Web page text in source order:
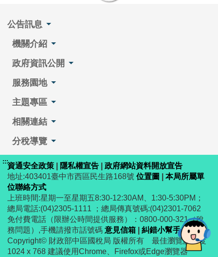
公告訊息
機關介紹
政府資訊公開
服務園地
主題專區
相關連結
分稅導覽
:::資通安全政策 隱私權宣告
政府網站資料開放宣告
地址:403401臺中市西區民生路168號 位置圖
本局所屬單
位聯絡方式
上班時間:星期一至星期五8:30-12:30AM、1:30-5:30PM；
總局電話:(04)2305-1111 ；總局傳真號碼:(04)2301-7062
免付費電話（限辦公時間提供服務）：0800-000-321（稅
務問題）,手機請撥市話號碼 意見信箱
糾錯小幫手
Copyright© 財政部中區國稅局 版權所有 最佳瀏覽解析度
1024 x 768 建議使用Chrome、Firefox或Edge瀏覽器